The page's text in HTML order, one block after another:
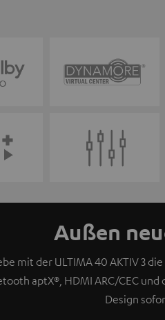
Außen
mit der ULTIMA 40 AKTIV 3
aptX®, HDMI ARC/CEC
Design